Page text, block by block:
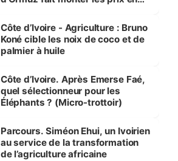
Côte d’Ivoire - Agriculture : Bruno
Koné cible les noix de coco et de
palmier à huile
Côte d’Ivoire. Après Emerse Faé,
quel sélectionneur pour les
Éléphants ? (Micro-trottoir)
Parcours. Siméon Ehui, un Ivoirien
au service de la transformation
de l’agriculture africaine